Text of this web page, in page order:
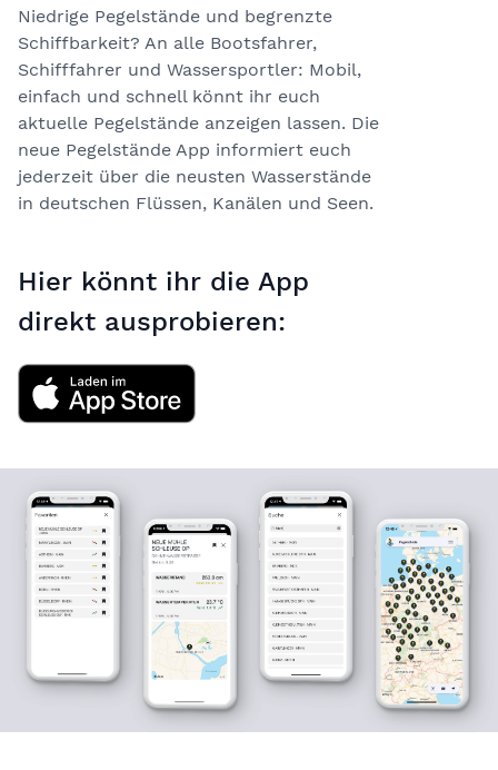
Niedrige Pegelstände und begrenzte
Schiffbarkeit? An alle Bootsfahrer,
Schifffahrer und Wassersportler: Mobil,
einfach und schnell könnt ihr euch
aktuelle Pegelstände anzeigen lassen. Die
neue Pegelstände App informiert euch
jederzeit über die neusten Wasserstände
in deutschen Flüssen, Kanälen und Seen.
Hier könnt ihr die App
direkt ausprobieren: